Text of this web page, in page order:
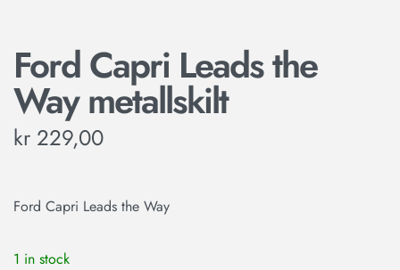
Ford Capri Leads the
Way metallskilt
kr 229,00
Ford Capri Leads the Way
1 in stock